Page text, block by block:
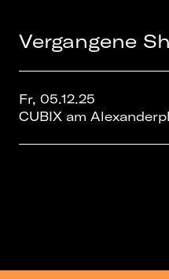
weil es Spaß macht.
Vergangene
Fr, 05.12.25
CUBIX am